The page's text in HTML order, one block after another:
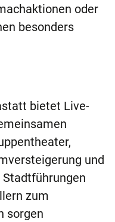
oder
besonders
bietet Live-
und
Stadtführungen
zum
sorgen